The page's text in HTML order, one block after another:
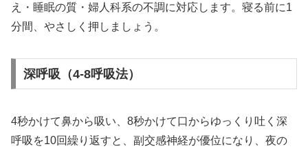
え・睡眠の質・婦人科系の不調に対応します。寝る前に1
分間、やさしく押しましょう。
深呼吸（4-8呼吸法）
4秒かけて鼻から吸い、8秒かけて口からゆっくり吐く深
呼吸を10回繰り返すと、副交感神経が優位になり、夜の